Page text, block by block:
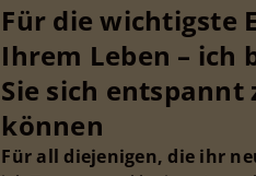
Für die wichtigste
Ihrem Leben – ich
Sie sich
können
Für all diejenigen, die ihr